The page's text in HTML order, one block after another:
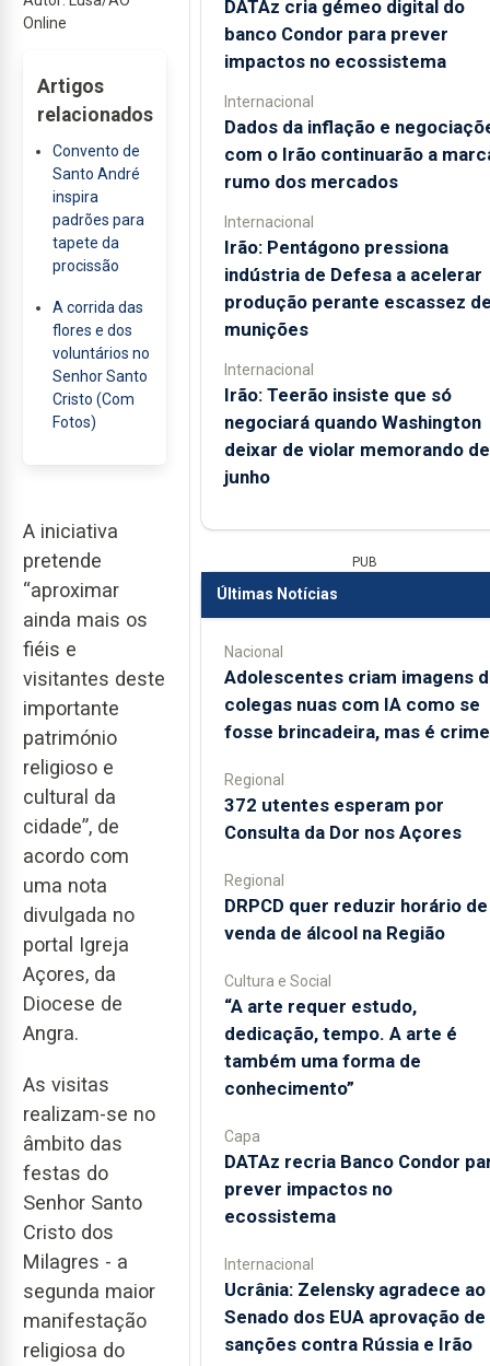
Online
Artigos
relacionados
Convento de
Santo André
inspira
padrões para
tapete da
procissão
A corrida das
flores e dos
voluntários no
Senhor Santo
Cristo (Com
Fotos)
A iniciativa
pretende
“aproximar
ainda mais os
fiéis e
visitantes deste
importante
património
religioso e
cultural da
cidade”, de
acordo com
uma nota
divulgada no
portal Igreja
Açores, da
Diocese de
Angra.
As visitas
realizam-se no
âmbito das
festas do
Senhor Santo
Cristo dos
Milagres - a
segunda maior
manifestação
religiosa do
DATAz cria gémeo digital do
banco Condor para prever
impactos no ecossistema
Internacional
Dados da inflação e
com o Irão continuarão a
rumo dos mercados
Internacional
Irão: Pentágono pressiona
indústria de Defesa a acelerar
produção perante escassez
munições
Internacional
Irão: Teerão insiste que só
negociará quando Washington
deixar de violar memorando de
junho
PUB
Últimas Notícias
Nacional
Adolescentes criam imagens
colegas nuas com IA como se
fosse brincadeira, mas é crime
Regional
372 utentes esperam por
Consulta da Dor nos Açores
Regional
DRPCD quer reduzir horário de
venda de álcool na Região
Cultura e Social
“A arte requer estudo,
dedicação, tempo. A arte é
também uma forma de
conhecimento”
Capa
DATAz recria Banco Condor
prever impactos no
ecossistema
Internacional
Ucrânia: Zelensky agradece ao
Senado dos EUA aprovação de
sanções contra Rússia e Irão